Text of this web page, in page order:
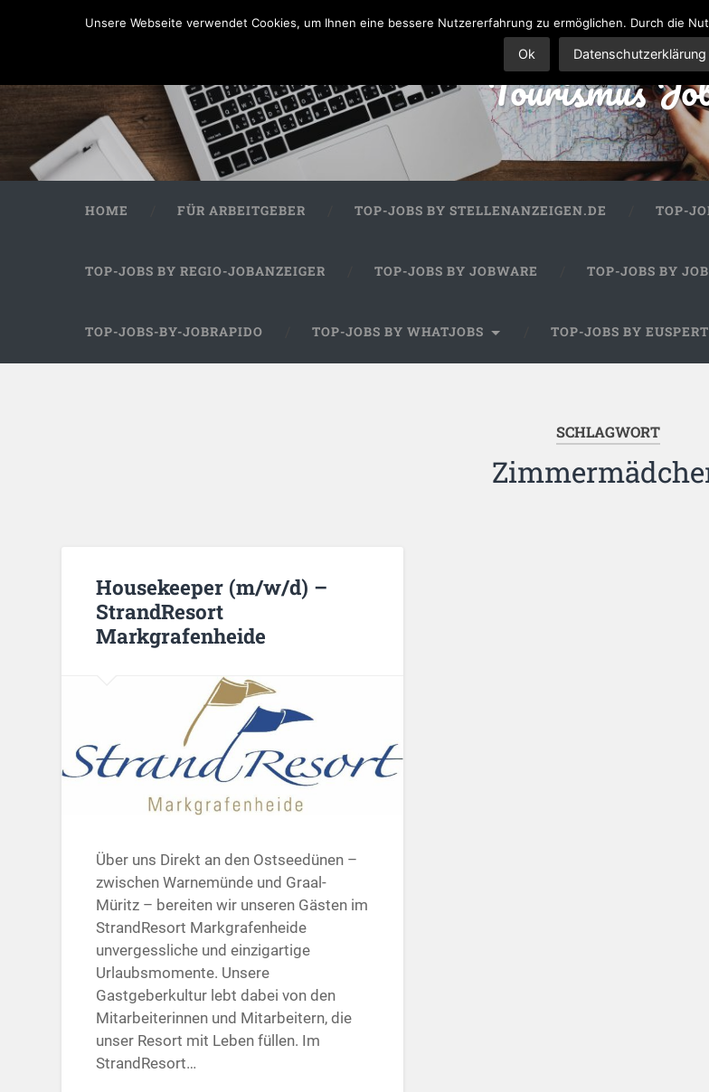
Tourismus
HOME FÜR ARBEITGEBER TOP-JOBS BY STELLENANZEIGEN.DE TOP-
TOP-JOBS BY REGIO-JOBANZEIGER TOP-JOBS BY JOBWARE TOP-JOBS BY
TOP-JOBS-BY-JOBRAPIDO TOP-JOBS BY WHATJOBS TOP-JOBS BY EUSPERT
SCHLAGWORT
Housekeeper (m/w/d) –
StrandResort
Markgrafenheide
Über uns Direkt an den Ostseedünen –
zwischen Warnemünde und Graal-
Müritz – bereiten wir unseren Gästen im
StrandResort Markgrafenheide
unvergessliche und einzigartige
Urlaubsmomente. Unsere
Gastgeberkultur lebt dabei von den
Mitarbeiterinnen und Mitarbeitern, die
unser Resort mit Leben füllen. Im
StrandResort…
Unsere Webseite verwendet Cookies, um Ihnen eine bessere Nutzererfahrung zu ermöglichen. Durch die
Ok Datenschutzerklärung